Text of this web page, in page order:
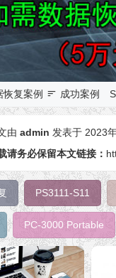
恢复案例 成功案例
由 admin 发表于 2023
请务必保留本文链接：
PS3111-S11
PC-3000 Portable